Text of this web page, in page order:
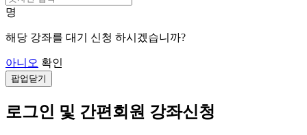
명
해당 강좌를 대기 신청 하시겠습니까?
아니오 확인
팝업닫기
로그인 및 간편회원 강좌신청